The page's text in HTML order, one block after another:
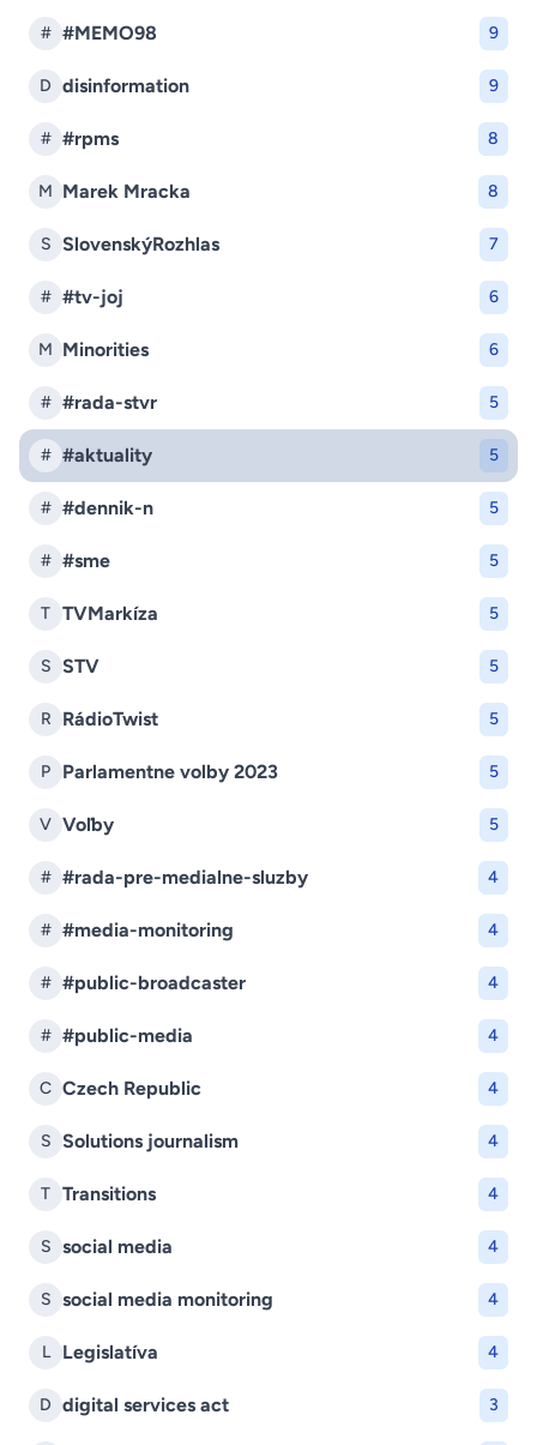
# #MEMO98 9
D disinformation 9
# #rpms 8
M Marek Mracka 8
S SlovenskýRozhlas 7
# #tv-joj 6
M Minorities 6
# #rada-stvr 5
# #aktuality 5
# #dennik-n 5
# #sme 5
T TVMarkíza 5
S STV 5
R RádioTwist 5
P Parlamentne volby 2023 5
V Voľby 5
# #rada-pre-medialne-sluzby 4
# #media-monitoring 4
# #public-broadcaster 4
# #public-media 4
C Czech Republic 4
S Solutions journalism 4
T Transitions 4
S social media 4
S social media monitoring 4
L Legislatíva 4
D digital services act 3